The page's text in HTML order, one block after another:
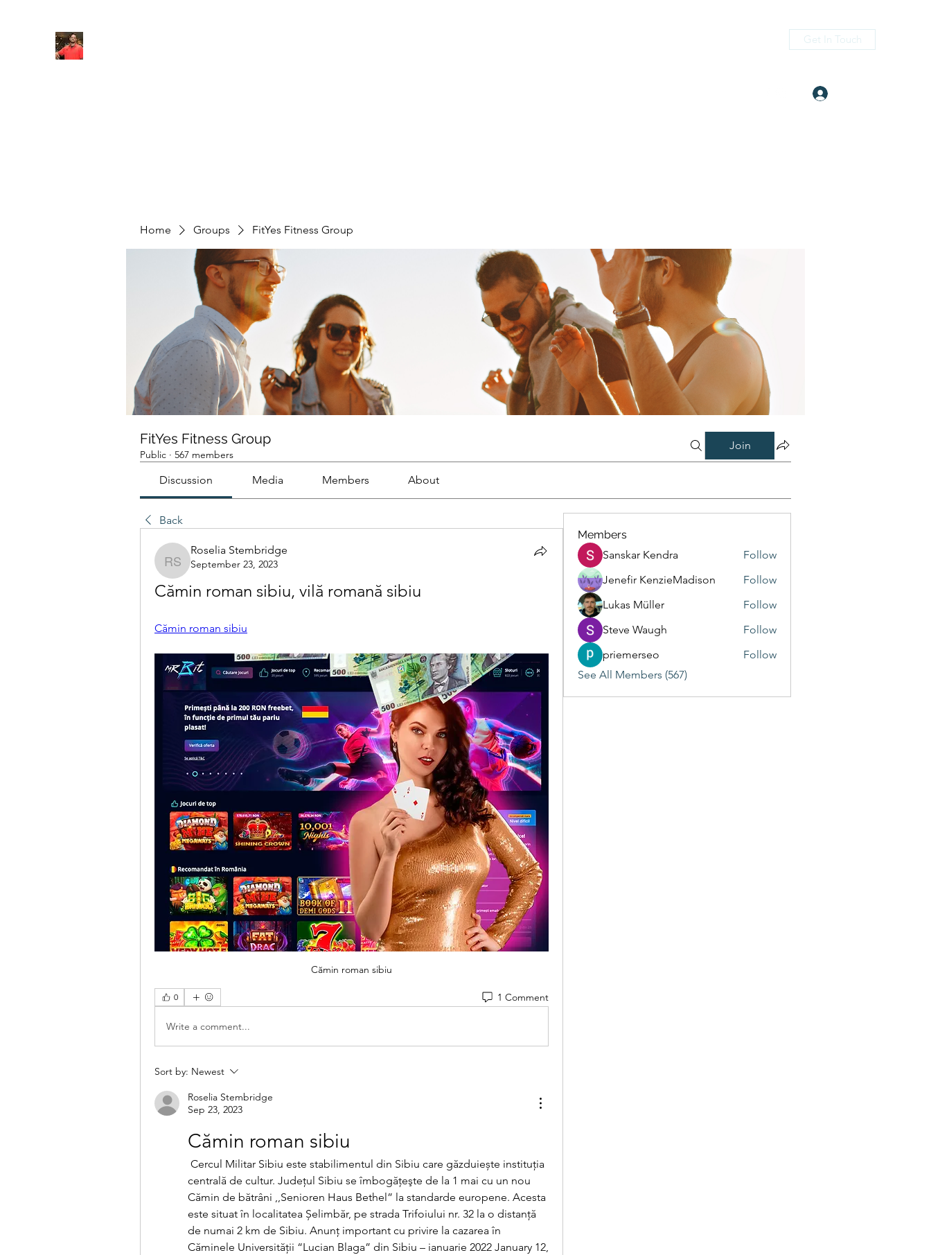
Get In Touch
Home Groups FitYes Fitness Group
FitYes Fitness Group
Public · 567 members
Join
Discussion Media Members About
Back
Roselia Stembridge
Roselia Stembridge
September 23, 2023
Cămin roman sibiu, vilă romană sibiu
Cămin roman sibiu
Cămin roman sibiu
0 1 Comment
Write a comment...
Sort by: Newest
Roselia Stembridge
Sep 23, 2023
Cămin roman sibiu
centrală de cultur. Judeţul Sibiu se îmbogăţeşte de la 1 mai cu un nou
Cămin de bătrâni ,,Senioren Haus Bethel” la standarde europene. Acesta
este situat în localitatea Șelimbăr, pe strada Trifoiului nr. 32 la o distanţă
de numai 2 km de Sibiu. Anunț important cu privire la cazarea în
Căminele Universității “Lucian Blaga” din Sibiu – ianuarie 2022 January 12,
Members
Sanskar Kendra
Follow
Jenefir KenzieMadison
Follow
Lukas Müller
Follow
Steve Waugh
Follow
priemerseo
Follow
See All Members (567)